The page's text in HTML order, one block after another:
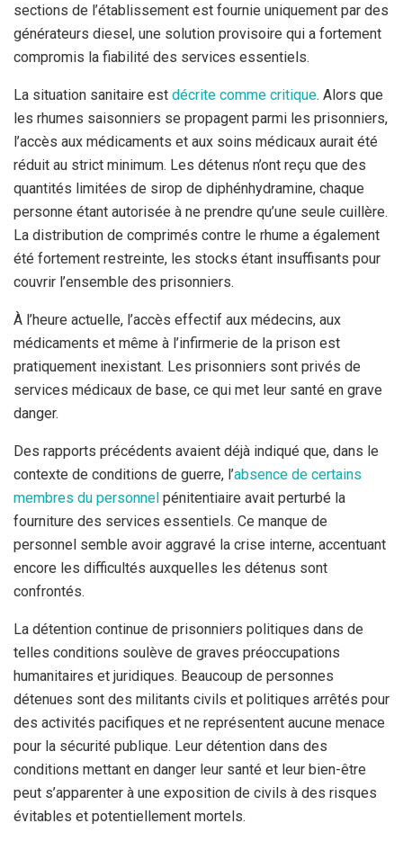
sections de l’établissement est fournie uniquement par des
générateurs diesel, une solution provisoire qui a fortement
compromis la fiabilité des services essentiels.
La situation sanitaire est décrite comme critique. Alors que
les rhumes saisonniers se propagent parmi les prisonniers,
l’accès aux médicaments et aux soins médicaux aurait été
réduit au strict minimum. Les détenus n’ont reçu que des
quantités limitées de sirop de diphénhydramine, chaque
personne étant autorisée à ne prendre qu’une seule cuillère.
La distribution de comprimés contre le rhume a également
été fortement restreinte, les stocks étant insuffisants pour
couvrir l’ensemble des prisonniers.
À l’heure actuelle, l’accès effectif aux médecins, aux
médicaments et même à l’infirmerie de la prison est
pratiquement inexistant. Les prisonniers sont privés de
services médicaux de base, ce qui met leur santé en grave
danger.
Des rapports précédents avaient déjà indiqué que, dans le
contexte de conditions de guerre, l’absence de certains
membres du personnel pénitentiaire avait perturbé la
fourniture des services essentiels. Ce manque de
personnel semble avoir aggravé la crise interne, accentuant
encore les difficultés auxquelles les détenus sont
confrontés.
La détention continue de prisonniers politiques dans de
telles conditions soulève de graves préoccupations
humanitaires et juridiques. Beaucoup de personnes
détenues sont des militants civils et politiques arrêtés pour
des activités pacifiques et ne représentent aucune menace
pour la sécurité publique. Leur détention dans des
conditions mettant en danger leur santé et leur bien-être
peut s’apparenter à une exposition de civils à des risques
évitables et potentiellement mortels.